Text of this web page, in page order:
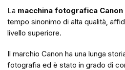
La macchina fotografica
tempo sinonimo di alta qualità,
livello superiore.
Il marchio Canon ha una lunga
fotografia ed è stato in grado di